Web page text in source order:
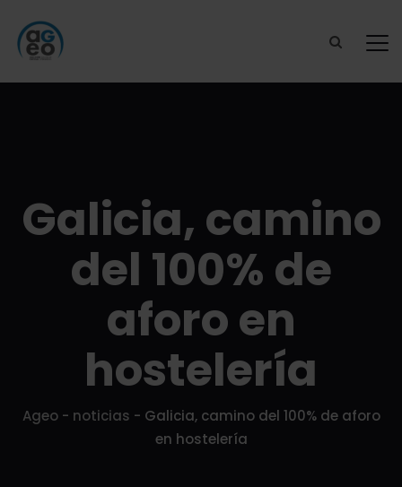
Galicia, camino
del 100% de
aforo en
hostelería
Ageo- noticias - Galicia, camino del 100% de aforo
en hostelería